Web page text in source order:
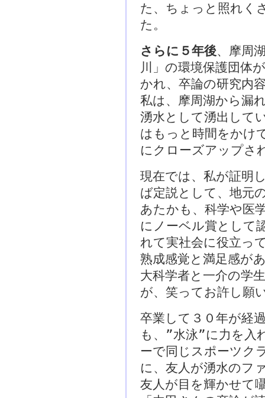
た、ちょっと照れく
た。
さらに５年後、摩周
川」の環境保護団体
かれ、卒論の研究内
私は、摩周湖から漏
湧水として湧出して
はもっと時間をかけ
にクローズアップさ
現在では、私が証明
ば定説として、地元
あたかも、科学や医
にノーベル賞として
れて実社会に役立っ
熟成感覚と満足感が
大科学者と一介の学
が、笑ってお許し願
卒業して３０年が経
も、”水泳”に力を
ーで同じスポーツク
に、友人が湧水のフ
友人が目を輝かせて